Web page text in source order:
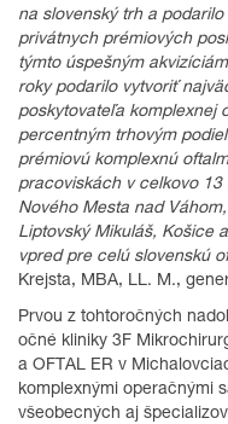
na slovenský trh a
privátnych prémiových
týmto úspešným
roky podarilo vytvoriť
poskytovateľa komplexnej
percentným trhovým
prémiovú komplexnú
pracoviskách v celkovo
Nového Mesta nad
Liptovský Mikuláš, Košice
vpred pre celú slovenskú
Krejsta, MBA, LL. M.,
Prvou z tohtoročných
očné kliniky 3F
a OFTAL ER v
komplexnými operačnými
všeobecných aj